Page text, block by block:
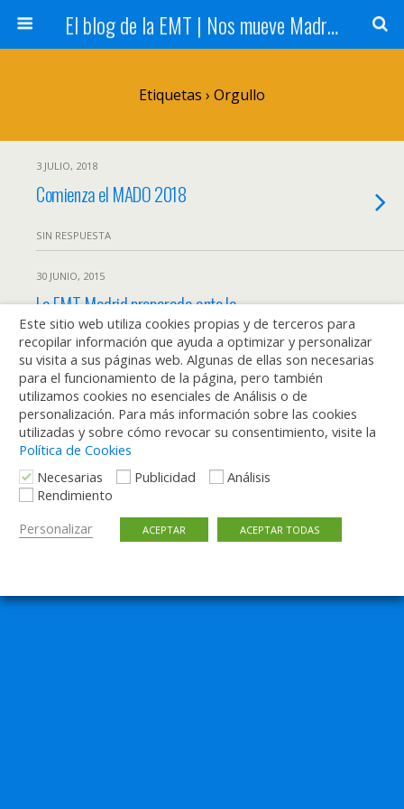
El blog de la EMT | Nos mueve Madrid
Etiquetas › Orgullo
3 JULIO, 2018
Comienza el MADO 2018
SIN RESPUESTA
30 JUNIO, 2015
La EMT Madrid preparada ante la
celebración del Orgullo Gay
SIN RESPUESTA
Volver arriba
Móvil Escritorio
Este sitio web utiliza cookies propias y de terceros para
recopilar información que ayuda a optimizar y personalizar
su visita a sus páginas web. Algunas de ellas son necesarias
para el funcionamiento de la página, pero también
utilizamos cookies no esenciales de Análisis o de
personalización. Para más información sobre las cookies
utilizadas y sobre cómo revocar su consentimiento, visite la
Política de Cookies
Necesarias
Publicidad
Análisis
Rendimiento
Personalizar
ACEPTAR ACEPTAR TODAS